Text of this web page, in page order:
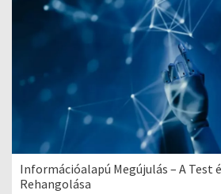
Információalapú Megújulás – A Test
Rehangolása